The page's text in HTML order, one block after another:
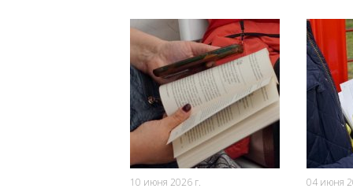
10 июня 2026 г.
137
0
04 июня